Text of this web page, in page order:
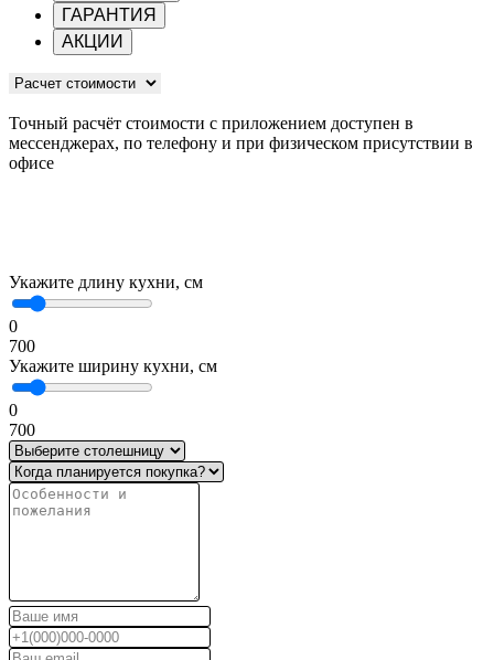
ГАРАНТИЯ
АКЦИИ
Точный расчёт стоимости с приложением доступен в
мессенджерах, по телефону и при физическом присутствии в
офисе
Укажите длину кухни, см
0
700
Укажите ширину кухни, см
0
700